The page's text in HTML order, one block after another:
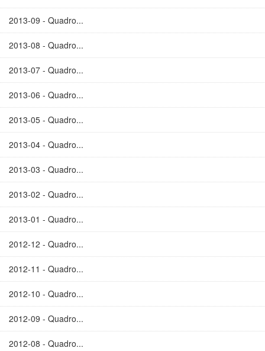
2013-09 - Quadro...
2013-08 - Quadro...
2013-07 - Quadro...
2013-06 - Quadro...
2013-05 - Quadro...
2013-04 - Quadro...
2013-03 - Quadro...
2013-02 - Quadro...
2013-01 - Quadro...
2012-12 - Quadro...
2012-11 - Quadro...
2012-10 - Quadro...
2012-09 - Quadro...
2012-08 - Quadro...